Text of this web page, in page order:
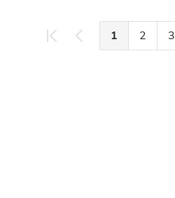
1 2 3